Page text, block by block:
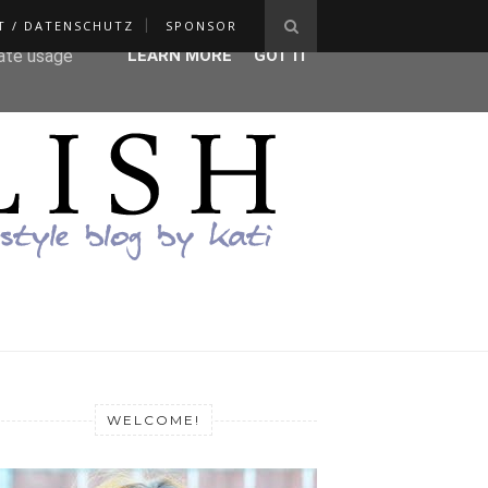
/ DATENSCHUTZ SPONSOR
WELCOME!
agent
usage
LEARN MORE GOT IT